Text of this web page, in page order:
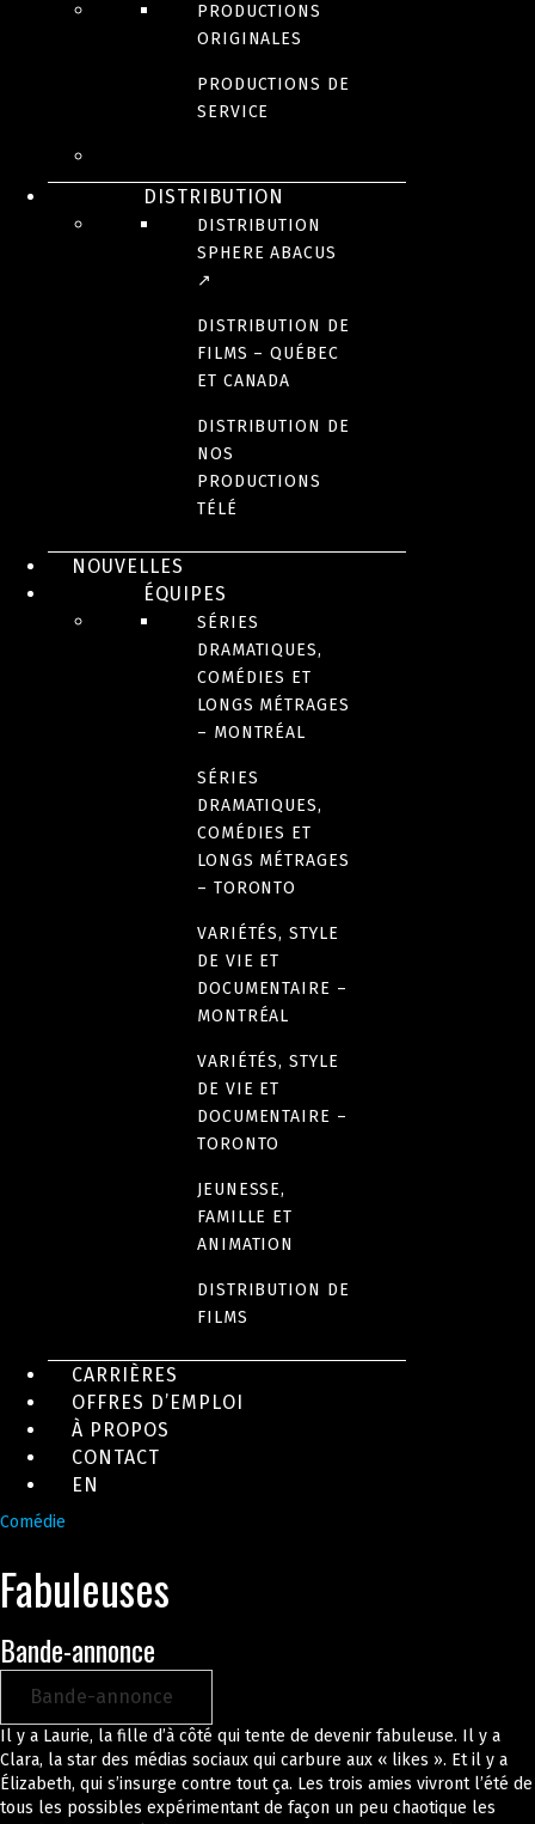
PRODUCTIONS
ORIGINALES
PRODUCTIONS DE
SERVICE
DISTRIBUTION
DISTRIBUTION
SPHERE ABACUS
↗
DISTRIBUTION DE
FILMS – QUÉBEC
ET CANADA
DISTRIBUTION DE
NOS
PRODUCTIONS
TÉLÉ
NOUVELLES
ÉQUIPES
SÉRIES
DRAMATIQUES,
COMÉDIES ET
LONGS MÉTRAGES
– MONTRÉAL
SÉRIES
DRAMATIQUES,
COMÉDIES ET
LONGS MÉTRAGES
– TORONTO
VARIÉTÉS, STYLE
DE VIE ET
DOCUMENTAIRE –
MONTRÉAL
VARIÉTÉS, STYLE
DE VIE ET
DOCUMENTAIRE –
TORONTO
JEUNESSE,
FAMILLE ET
ANIMATION
DISTRIBUTION DE
FILMS
CARRIÈRES
OFFRES D’EMPLOI
À PROPOS
CONTACT
EN
Comédie
Fabuleuses
Bande-annonce
Bande-annonce
Il y a Laurie, la fille d’à côté qui tente de devenir fabuleuse. Il y a
Clara, la star des médias sociaux qui carbure aux « likes ». Et il y a
Élizabeth, qui s’insurge contre tout ça. Les trois amies vivront l’été de
tous les possibles expérimentant de façon un peu chaotique les